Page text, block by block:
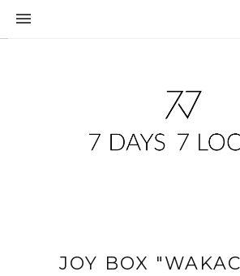
JOY BOX